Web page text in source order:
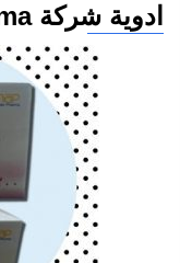
ادوية شركة Multi-Apex pharma